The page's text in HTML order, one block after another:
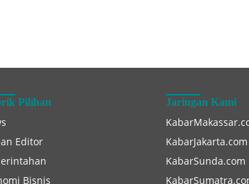
Pilihan
Editor
Bisnis
Jaringan Kami
KabarJakarta.com
KabarSunda.com